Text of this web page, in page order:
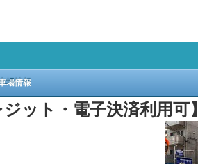
場情報
ット・電子決済利用可】